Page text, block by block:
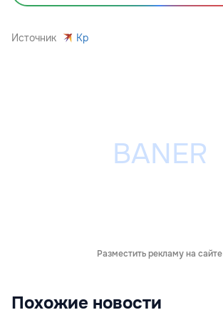
Источник Kp
Разместить рекламу на сайте
Похожие новости